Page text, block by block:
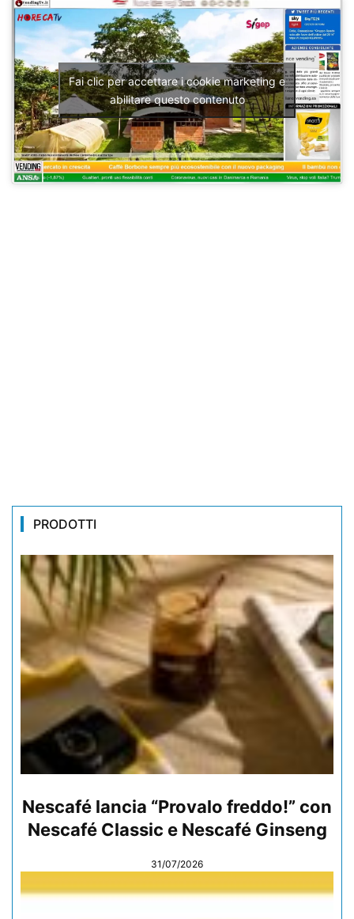
Fai clic per accettare i cookie marketing e
abilitare questo contenuto
PRODOTTI
Nescafé lancia “Provalo freddo!” con
Nescafé Classic e Nescafé Ginseng
31/07/2026